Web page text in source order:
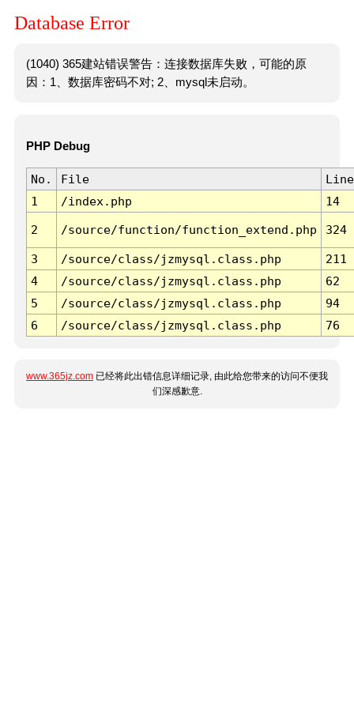
Database Error
(1040) 365建站错误警告：连接数据库失败，可能的原
因：1、数据库密码不对; 2、mysql未启动。
PHP Debug
No. File
Line
1
/index.php 14
2 /source/function/function_extend.php 324
3 /source/class/jzmysql.class.php
211
4
/source/class/jzmysql.class.php
62
5
/source/class/jzmysql.class.php
94
6
/source/class/jzmysql.class.php 76
www.365jz.com 已经将此出错信息详细记录, 由此给您带来的访问不便我
们深感歉意.